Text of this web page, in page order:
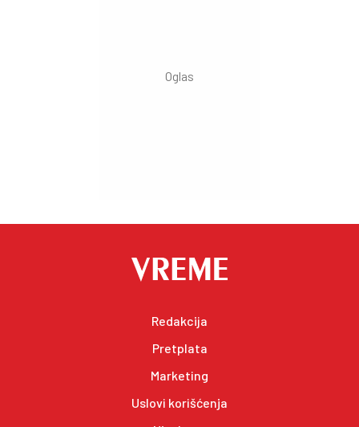
Redakcija
Pretplata
Marketing
Uslovi korišćenja